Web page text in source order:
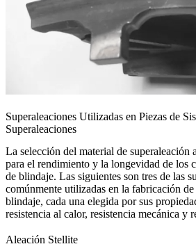
Superaleaciones Utilizadas en Piezas de
Superaleaciones
La selección del material de superaleación
para el rendimiento y la longevidad de los
de blindaje. Las siguientes son tres de las
comúnmente utilizadas en la fabricación de
blindaje, cada una elegida por sus
resistencia al calor, resistencia mecánica y
Aleación Stellite